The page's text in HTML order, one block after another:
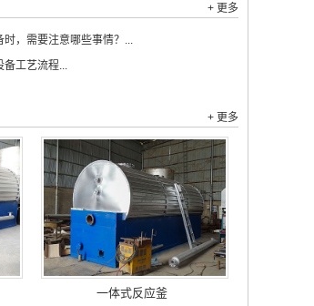
+ 更多
，需要注意哪些事情？...
备工艺流程...
+ 更多
一体式反应釜